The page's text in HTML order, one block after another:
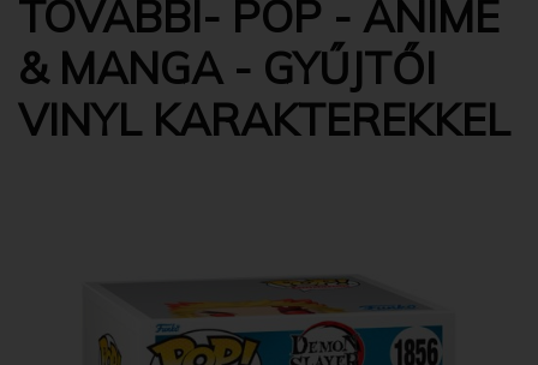
TOVÁBBI- POP - ANIME
& MANGA - GYŰJTŐI
VINYL KARAKTEREKKEL